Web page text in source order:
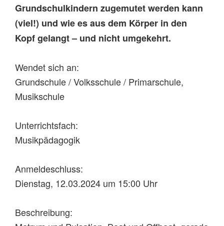
Grundschulkindern zugemutet werden kann
(viel!) und wie es aus dem Körper in den
Kopf gelangt – und nicht umgekehrt.
Wendet sich an:
Grundschule / Volksschule / Primarschule,
Musikschule
Unterrichtsfach:
Musikpädagogik
Anmeldeschluss:
Dienstag, 12.03.2024 um 15:00 Uhr
Beschreibung: